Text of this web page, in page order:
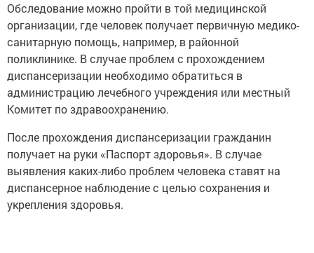
Обследование можно пройти в той медицинской
организации, где человек получает первичную медико-
санитарную помощь, например, в районной
поликлинике. В случае проблем с прохождением
диспансеризации необходимо обратиться в
администрацию лечебного учреждения или местный
Комитет по здравоохранению.
После прохождения диспансеризации гражданин
получает на руки «Паспорт здоровья». В случае
выявления каких-либо проблем человека ставят на
диспансерное наблюдение с целью сохранения и
укрепления здоровья.